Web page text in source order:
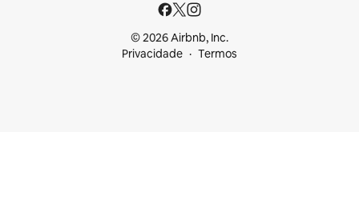
© 2026 Airbnb, Inc.
Privacidade
Termos